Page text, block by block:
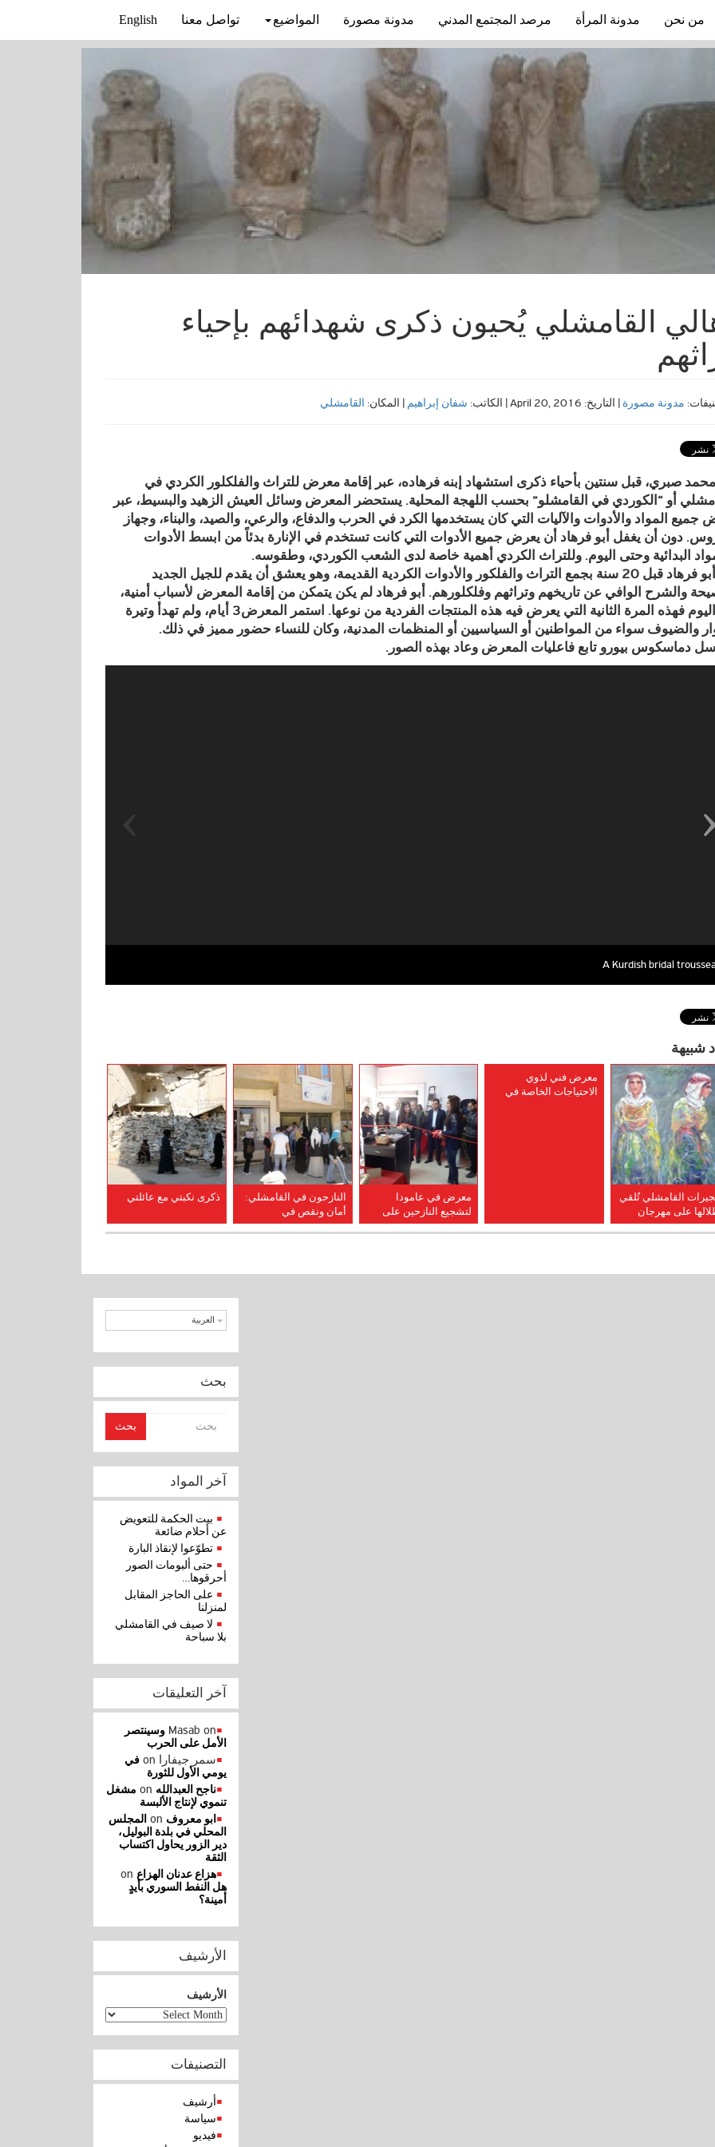
من نحن مدونة المرأة مرصد المجتمع المدني مدونة مصورة المواضيع تواصل معنا English
القامشلي يُحيون ذكرى شهدائهم بإحياء
مدونة مصورة | التاريخ: April 20, 2016 | الكاتب: شفان إبراهيم | المكان: القامشلي
محمد صبري، قبل سنتين بأحياء ذكرى استشهاد إبنه فرهاده، عبر إقامة معرض للتراث والفلكلور الكردي في
أو “الكوردي في القامشلو” بحسب اللهجة المحلية. يستحضر المعرض وسائل العيش الزهيد والبسيط، عبر
جميع المواد والأدوات والآليات التي كان يستخدمها الكرد في الحرب والدفاع، والرعي، والصيد، والبناء، وجهاز
دون أن يغفل أبو فرهاد أن يعرض جميع الأدوات التي كانت تستخدم في الإنارة بدئاً من ابسط الأدوات
البدائية وحتى اليوم. وللتراث الكردي أهمية خاصة لدى الشعب الكوردي، وطقوسه.
بدأ أبو فرهاد قبل 20 سنة بجمع التراث والفلكور والأدوات الكردية القديمة، وهو يعشق أن يقدم للجيل الجديد
والشرح الوافي عن تاريخهم وتراثهم وفلكلورهم. أبو فرهاد لم يكن يتمكن من إقامة المعرض لأسباب أمنية،
أما اليوم فهذه المرة الثانية التي يعرض فيه هذه المنتجات الفردية من نوعها. استمر المعرض3 أيام، ولم تهدأ وتيرة
والضيوف سواء من المواطنين أو السياسيين أو المنظمات المدنية، وكان للنساء حضور مميز في ذلك.
دماسكوس بيورو تابع فاعليات المعرض وعاد بهذه الصور.
A Kurdish bridal
شبيهة
القامشلي تُلقي
على مهرجان
الرابع
معرض فني لذوي
الاحتياجات الخاصة في
معرض في عامودا
لتشجيع النازحين على
الاندماج
النازحون في القامشلي:
أمان ونقص في
المساعدات
ذكرى نكبتي مع عائلتي
العربية
بحث
بحث
آخر المواد
بيت الحكمة للتعويض
عن أحلام ضائعة
تطوّعوا لإنقاذ البارة
حتى ألبومات الصور
أحرقوها…
على الحاجز المقابل
لمنزلنا
لا صيف في القامشلي
بلا سباحة
آخر التعليقات
Masab on
وسينتصر
الأمل على الحرب
سمر جيفارا
في
يومي الأول للثورة
ناجح العبدالله
مشغل
تنموي لإنتاج الألبسة
ابو معروف
المجلس
المحلي في بلدة البوليل،
دير الزور يحاول اكتساب
الثقة
هزاع عدنان الهزاع
هل النفط السوري بأيدٍ
أمينة؟
الأرشيف
الأرشيف
التصنيفات
أرشيف
سياسة
فيديو